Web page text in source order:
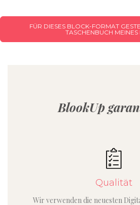
FÜR DIESES BLOCK-FORMAT
TASCHENBUCH
BlookUp
Qualität
Wir verwenden die neuesten